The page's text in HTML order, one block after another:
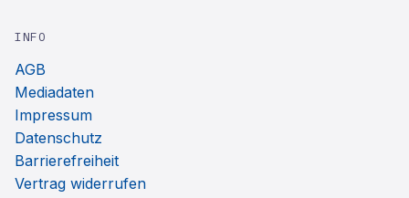
INFO
AGB
Mediadaten
Impressum
Datenschutz
Barrierefreiheit
Vertrag widerrufen